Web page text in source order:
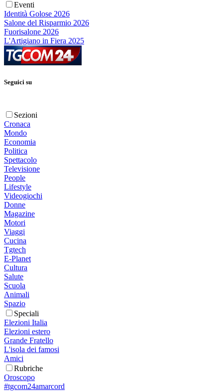
Eventi
Identità Golose 2026
Salone del Risparmio 2026
Fuorisalone 2026
L'Artigiano in Fiera 2025
Seguici su
Sezioni
Cronaca
Mondo
Economia
Politica
Spettacolo
Televisione
People
Lifestyle
Videogiochi
Donne
Magazine
Motori
Viaggi
Cucina
Tgtech
E-Planet
Cultura
Salute
Scuola
Animali
Spazio
Speciali
Elezioni Italia
Elezioni estero
Grande Fratello
L'isola dei famosi
Amici
Rubriche
Oroscopo
#tgcom24amarcord